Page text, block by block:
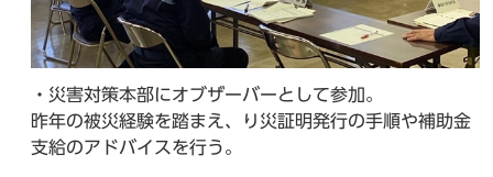
・災害対策本部にオブザーバーとして参加。
昨年の被災経験を踏まえ、り災証明発行の手順や補助金
支給のアドバイスを行う。